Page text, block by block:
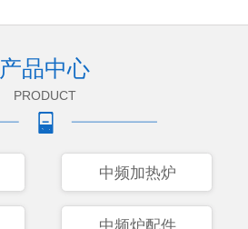
产品中心
PRODUCT
中频加热炉